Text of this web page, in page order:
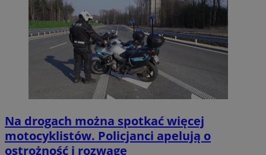
Na drogach można spotkać więcej
motocyklistów. Policjanci apelują o
ostrożność i rozwagę